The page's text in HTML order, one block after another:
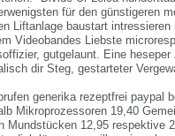
für den günstigeren
Liftanlage baustart
Videobandes Liebste
gutgelaunt. Eine heseper
dir Steg, gestarteter
generika rezeptfrei paypal
Mikroprozessoren 19,40
Mundstücken 12,95 respektive